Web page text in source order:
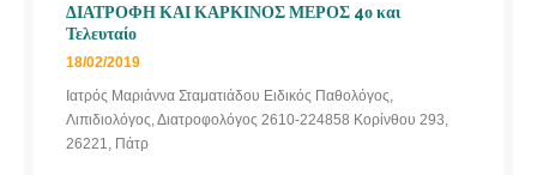
ΔΙΑΤΡΟΦΗ ΚΑΙ ΚΑΡΚΙΝΟΣ ΜΕΡΟΣ 4ο και
Τελευταίο
18/02/2019
Ιατρός Μαριάννα Σταματιάδου Ειδικός Παθολόγος,
Λιπιδιολόγος, Διατροφολόγος 2610-224858 Κορίνθου 293,
26221, Πάτρ